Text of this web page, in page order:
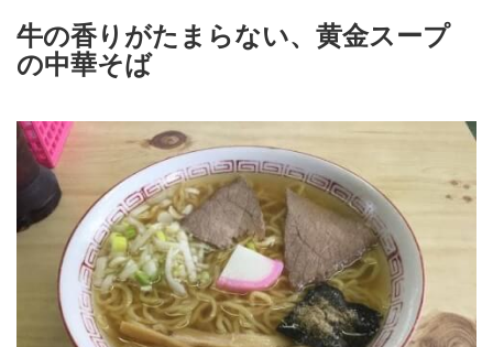
牛の香りがたまらない、黄金スープ
の中華そば